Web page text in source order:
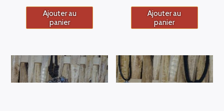
Ajouter au
panier
Ajouter au
panier